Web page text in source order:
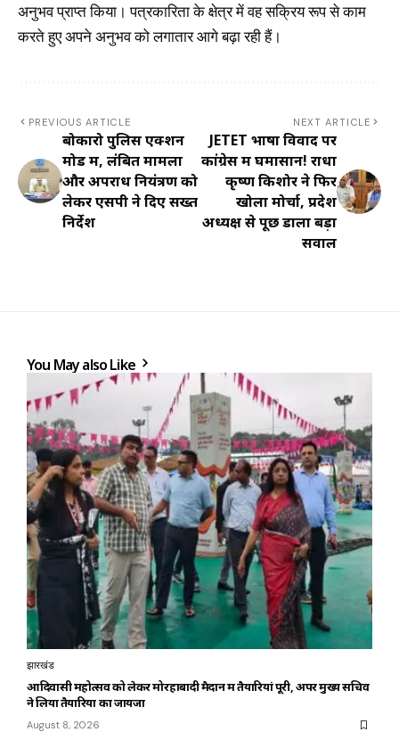
अनुभव प्राप्त किया। पत्रकारिता के क्षेत्र में वह सक्रिय रूप से काम
करते हुए अपने अनुभव को लगातार आगे बढ़ा रही हैं।
PREVIOUS ARTICLE
बोकारो पुलिस एक्शन
मोड में, लंबित मामलों
और अपराध नियंत्रण को
लेकर एसपी ने दिए सख्त
निर्देश
NEXT ARTICLE
JETET भाषा विवाद पर
कांग्रेस में घमासान! राधा
कृष्ण किशोर ने फिर
खोला मोर्चा, प्रदेश
अध्यक्ष से पूछ डाला बड़ा
सवाल
You May also Like
झारखंड
आदिवासी महोत्सव को लेकर मोरहाबादी मैदान में तैयारियां पूरी, अपर मुख्य सचिव
ने लिया तैयारियों का जायजा
August 8, 2026